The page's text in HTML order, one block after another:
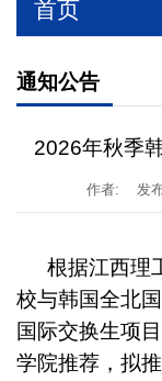
首页
通知公告
2026年秋季
作者: 发
根据江西理
校与韩国全北
国际交换生项
学院推荐，拟